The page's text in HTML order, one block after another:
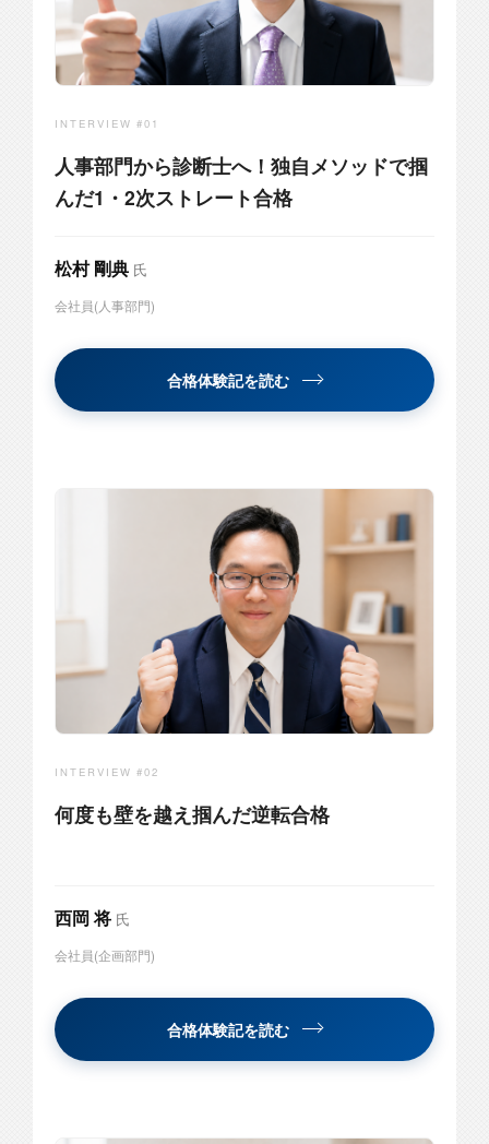
INTERVIEW #01
人事部門から診断士へ！独自メソッドで掴
んだ1・2次ストレート合格
松村 剛典 氏
会社員(人事部門)
合格体験記を読む
INTERVIEW #02
何度も壁を越え掴んだ逆転合格
西岡 将 氏
会社員(企画部門)
合格体験記を読む